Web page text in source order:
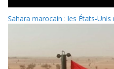
Sahara marocain : les États-